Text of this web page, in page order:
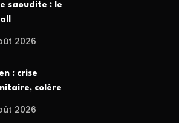
saoudite : le
2026
: crise
colère
2026